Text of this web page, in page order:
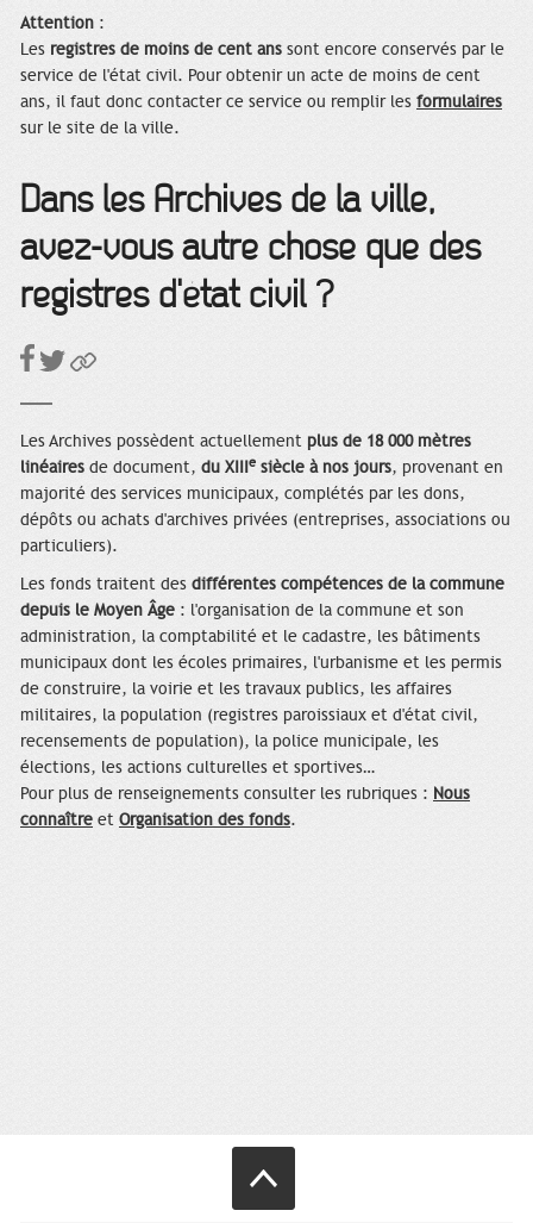
Attention :
Les registres de moins de cent ans sont encore conservés par le
service de l'état civil. Pour obtenir un acte de moins de cent
ans, il faut donc contacter ce service ou remplir les formulaires
sur le site de la ville.
Dans les Archives de la ville,
avez-vous autre chose que des
registres d'état civil ?
Les Archives possèdent actuellement plus de 18 000 mètres
linéaires de document, du XIIIe siècle à nos jours, provenant en
majorité des services municipaux, complétés par les dons,
dépôts ou achats d'archives privées (entreprises, associations ou
particuliers).
Les fonds traitent des différentes compétences de la commune
depuis le Moyen Âge : l'organisation de la commune et son
administration, la comptabilité et le cadastre, les bâtiments
municipaux dont les écoles primaires, l'urbanisme et les permis
de construire, la voirie et les travaux publics, les affaires
militaires, la population (registres paroissiaux et d'état civil,
recensements de population), la police municipale, les
élections, les actions culturelles et sportives…
Pour plus de renseignements consulter les rubriques : Nous
connaître et Organisation des fonds.